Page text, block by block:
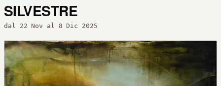
SILVESTRE
dal 22 Nov al 8 Dic 2025